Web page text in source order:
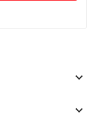
keyboard_arrow_down
keyboard_arrow_down